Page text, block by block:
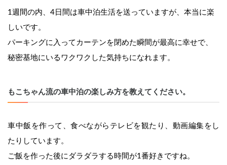
1週間の内、4日間は車中泊生活を送っていますが、本当に楽
しいです。
パーキングに入ってカーテンを閉めた瞬間が最高に幸せで、
秘密基地にいるワクワクした気持ちになれます。
もこちゃん流の車中泊の楽しみ方を教えてください。
車中飯を作って、食べながらテレビを観たり、動画編集をし
たりしています。
ご飯を作った後にダラダラする時間が1番好きですね。